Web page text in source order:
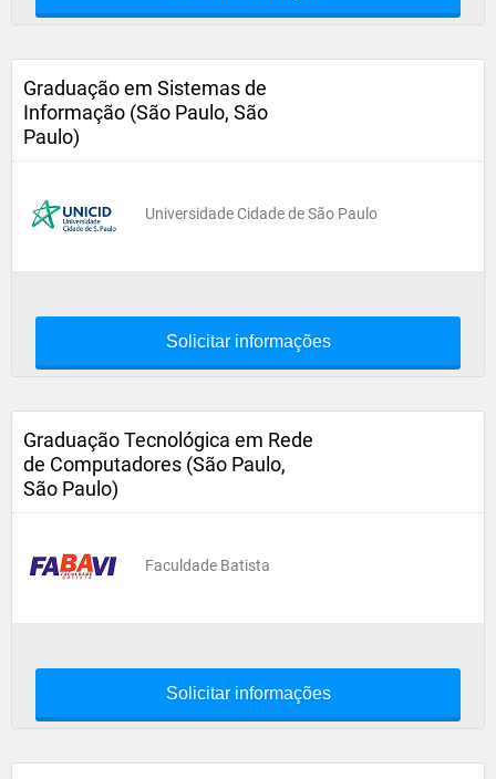
Graduação em Sistemas de
Informação (São Paulo, São
Paulo)
Universidade Cidade de São Paulo
Solicitar informações
Graduação Tecnológica em Rede
de Computadores (São Paulo,
São Paulo)
Faculdade Batista
Solicitar informações